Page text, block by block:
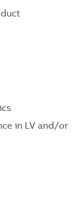
in LV and/or